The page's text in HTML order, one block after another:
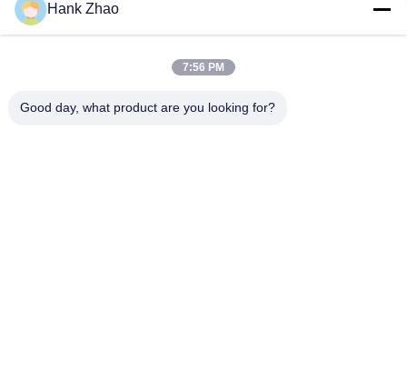
BƠM GEAR VOLLVO GEAR VOE 14537295 ĐỂ THAY THẾ BAN
ĐẦU
VOLLVO GALLERY GEAR PUMP VOE 14782798 để thay thế ban
Hank Zhao
7:56 PM
Good day, what product are you looking for?